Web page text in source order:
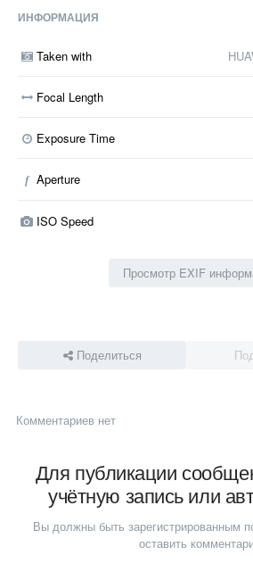
ИНФОРМАЦИЯ
Taken with
Focal Length
Exposure Time
f Aperture
ISO Speed
Просмотр EXIF
Поделиться
Комментариев нет
Для публикации
учётную запись или
Вы должны быть зарегистрированным
оставить